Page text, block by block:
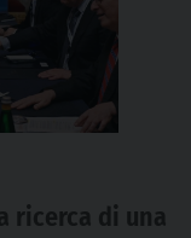
ricerca di una